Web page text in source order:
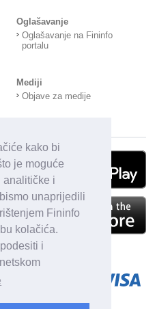
kako bi
je moguće
analitičke i
unaprijedili
Fininfo
kolačića.
i
Oglašavanje
Oglašavanje na Fininfo
portalu
Mediji
Objave za medije